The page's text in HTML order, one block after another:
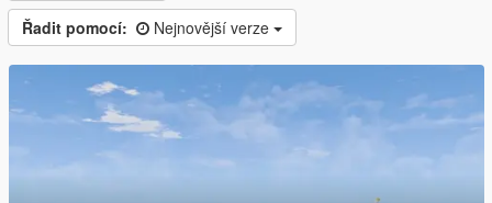
Řadit pomocí: Nejnovější verze